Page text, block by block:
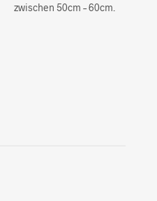
zwischen 50cm – 60cm.